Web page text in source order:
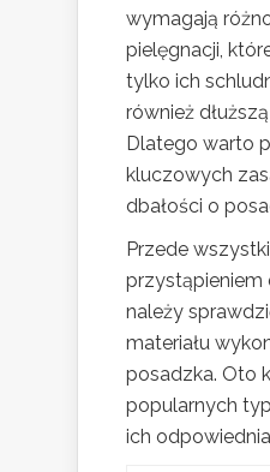
wymagają
pielęgnacji,
tylko ich
również
Dlatego warto
kluczowych
dbałości o
Przede
przystąpieniem
należy
materiału
posadzka. Oto
popularnych
ich